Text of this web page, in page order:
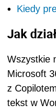
Kiedy
Jak
Wszystkie
Microsoft
z
tekst w